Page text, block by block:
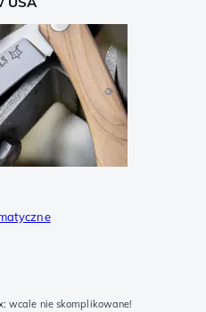
wcale nie skomplikowane!